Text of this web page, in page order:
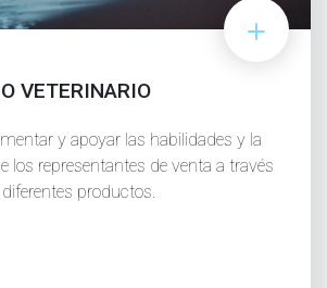
VETERINARIO
y apoyar las habilidades y la
los representantes de venta a través
productos.